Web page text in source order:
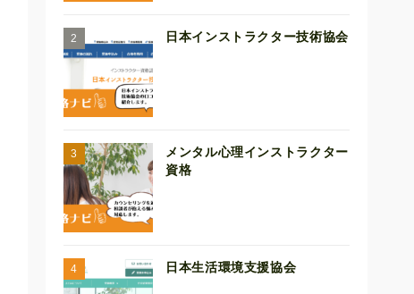
日本インストラクター技術協会
メンタル心理インストラクター
資格
日本生活環境支援協会